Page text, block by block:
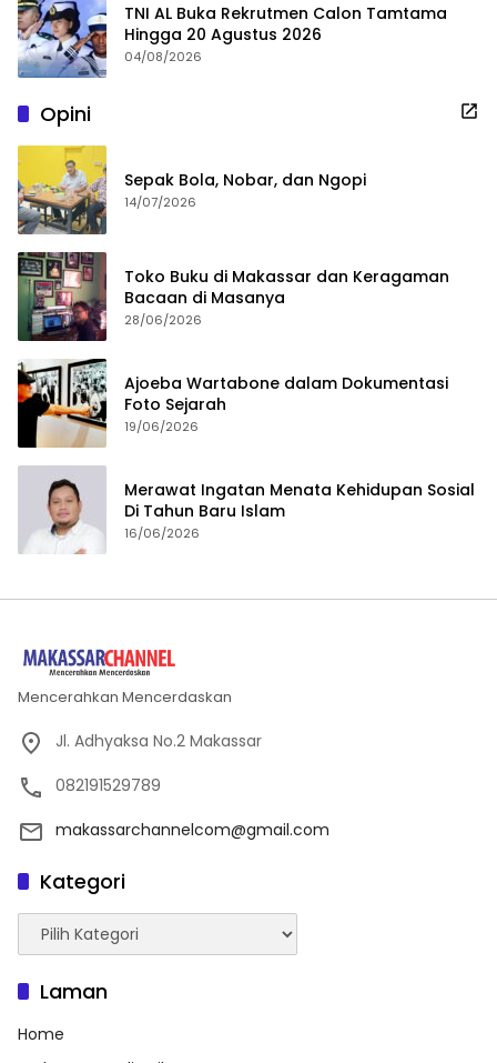
TNI AL Buka Rekrutmen Calon Tamtama
Hingga 20 Agustus 2026
04/08/2026
Opini
Sepak Bola, Nobar, dan Ngopi
14/07/2026
Toko Buku di Makassar dan Keragaman
Bacaan di Masanya
28/06/2026
Ajoeba Wartabone dalam Dokumentasi
Foto Sejarah
19/06/2026
Merawat Ingatan Menata Kehidupan Sosial
Di Tahun Baru Islam
16/06/2026
Mencerahkan Mencerdaskan
Jl. Adhyaksa No.2 Makassar
082191529789
makassarchannelcom@gmail.com
Kategori
Kategori
Laman
Home